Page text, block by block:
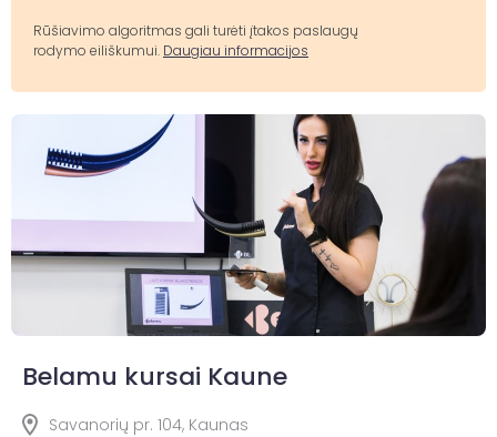
Rūšiavimo algoritmas gali turėti įtakos paslaugų
rodymo eiliškumui. Daugiau informacijos
Belamu kursai Kaune
Savanorių pr. 104, Kaunas